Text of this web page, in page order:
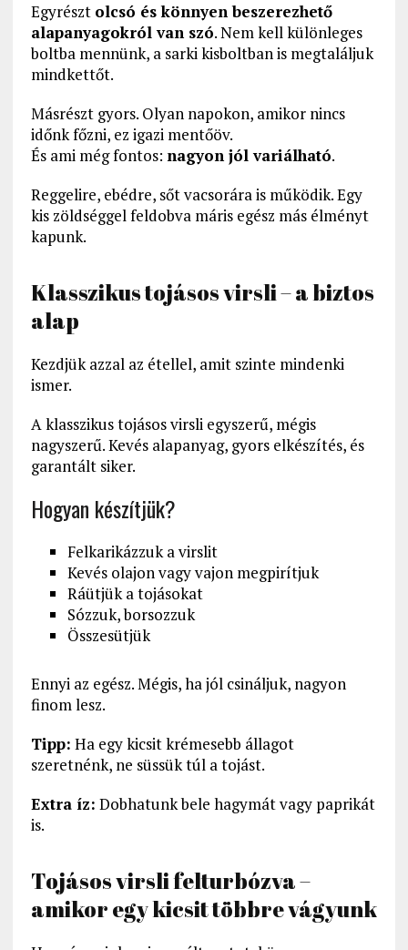
Egyrészt olcsó és könnyen beszerezhető
alapanyagokról van szó. Nem kell különleges
boltba mennünk, a sarki kisboltban is megtaláljuk
mindkettőt.
Másrészt gyors. Olyan napokon, amikor nincs
időnk főzni, ez igazi mentőöv.
És ami még fontos: nagyon jól variálható.
Reggelire, ebédre, sőt vacsorára is működik. Egy
kis zöldséggel feldobva máris egész más élményt
kapunk.
Klasszikus tojásos virsli – a biztos
alap
Kezdjük azzal az étellel, amit szinte mindenki
ismer.
A klasszikus tojásos virsli egyszerű, mégis
nagyszerű. Kevés alapanyag, gyors elkészítés, és
garantált siker.
Hogyan készítjük?
Felkarikázzuk a virslit
Kevés olajon vagy vajon megpirítjuk
Ráütjük a tojásokat
Sózzuk, borsozzuk
Összesütjük
Ennyi az egész. Mégis, ha jól csináljuk, nagyon
finom lesz.
Tipp: Ha egy kicsit krémesebb állagot
szeretnénk, ne süssük túl a tojást.
Extra íz: Dobhatunk bele hagymát vagy paprikát
is.
Tojásos virsli felturbózva –
amikor egy kicsit többre vágyunk